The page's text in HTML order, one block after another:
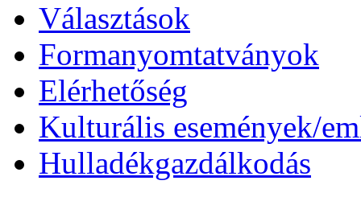
Választások
Formanyomtatványok
Elérhetőség
Kulturális események/
Hulladékgazdálkodás